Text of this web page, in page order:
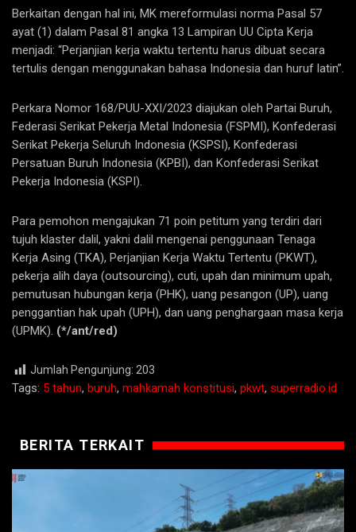
Berkaitan dengan hal ini, MK mereformulasi norma Pasal 57
ayat (1) dalam Pasal 81 angka 13 Lampiran UU Cipta Kerja
menjadi: “Perjanjian kerja waktu tertentu harus dibuat secara
tertulis dengan menggunakan bahasa Indonesia dan huruf latin”.
Perkara Nomor 168/PUU-XXI/2023 diajukan oleh Partai Buruh,
Federasi Serikat Pekerja Metal Indonesia (FSPMI), Konfederasi
Serikat Pekerja Seluruh Indonesia (KSPSI), Konfederasi
Persatuan Buruh Indonesia (KPBI), dan Konfederasi Serikat
Pekerja Indonesia (KSPI).
Para pemohon mengajukan 71 poin petitum yang terdiri dari
tujuh klaster dalil, yakni dalil mengenai penggunaan Tenaga
Kerja Asing (TKA), Perjanjian Kerja Waktu Tertentu (PKWT),
pekerja alih daya (outsourcing), cuti, upah dan minimum upah,
pemutusan hubungan kerja (PHK), uang pesangon (UP), uang
penggantian hak upah (UPH), dan uang penghargaan masa kerja
(UPMK). (*/ant/red)
Jumlah Pengunjung: 203
Tags: 5 tahun, buruh, mahkamah konstitusi, pkwt, superradio.id
BERITA TERKAIT